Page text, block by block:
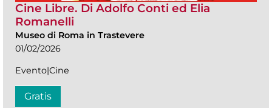
Cine Libre. Di Adolfo Conti ed Elia
Romanelli
Museo di Roma in Trastevere
01/02/2026
Evento|Cine
Gratis